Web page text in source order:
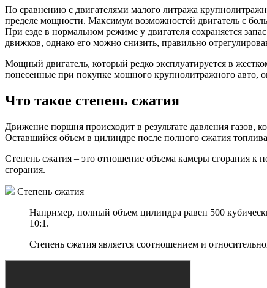
По сравнению с двигателями малого литража
пределе мощности. Максимум возможностей двигатель с
При езде в нормальном режиме у двигателя сохраняется
движков, однако его можно снизить, правильно
Мощный двигатель, который редко эксплуатируется в
понесенные при покупке мощного крупнолитражного авто,
Что такое степень сжатия
Движение поршня происходит в результате давления
Оставшийся объем в цилиндре после полного сжатия
Степень сжатия – это отношение объема камеры сгорания к
сгорания.
Степень сжатия
Например, полный объем цилиндра равен 500
10:1.
Степень сжатия является соотношением и